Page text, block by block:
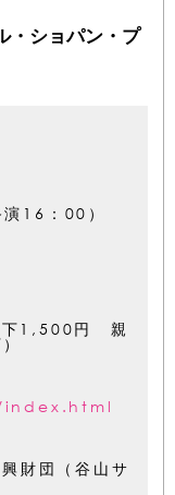
・ショパン・プ
16：00）
下1,500円 親
財団（谷山サ